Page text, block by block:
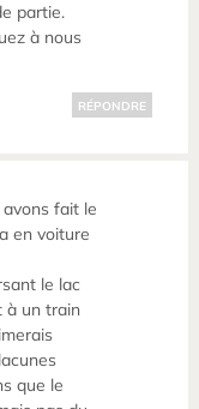
partie.
à nous
RÉPONDRE
avons fait le
en voiture
le lac
à un train
que le